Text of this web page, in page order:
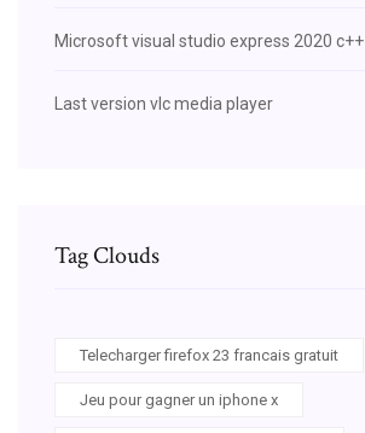
Microsoft visual studio express 2020 c++
Last version vlc media player
Tag Clouds
Telecharger firefox 23 francais gratuit
Jeu pour gagner un iphone x